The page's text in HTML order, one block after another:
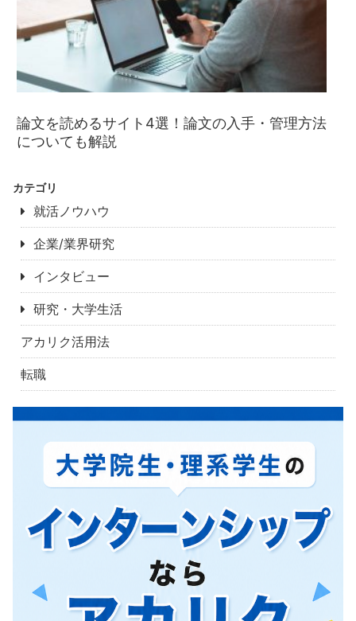
論文を読めるサイト4選！論文の入手・管理方法
についても解説
カテゴリ
就活ノウハウ
企業/業界研究
インタビュー
研究・大学生活
アカリク活用法
転職